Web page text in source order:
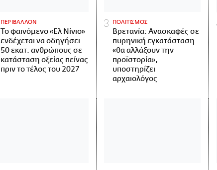
ΠΕΡΙΒΑΛΛΟΝ
Το φαινόμενο «Ελ Νίνιο»
ενδέχεται να οδηγήσει
50 εκατ. ανθρώπους σε
κατάσταση οξείας πείνας
πριν το τέλος του 2027
ΠΟΛΙΤΙΣΜΟΣ
Βρετανία: Ανασκαφές σε
πυρηνική εγκατάσταση
«θα αλλάξουν την
προϊστορία»,
υποστηρίζει
αρχαιολόγος